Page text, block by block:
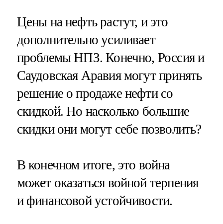
Цены на нефть растут, и это
дополнительно усиливает
проблемы НПЗ. Конечно, Россия и
Саудовская Аравия могут принять
решение о продаже нефти со
скидкой. Но насколько большие
скидки они могут себе позволить?
В конечном итоге, это война
может оказаться войной терпения
и финансовой устойчивости.